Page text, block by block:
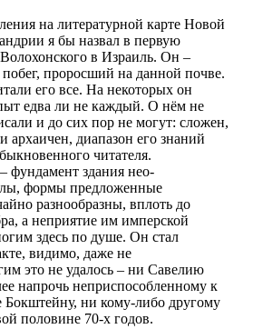
на литературной карте Новой
я бы назвал в первую
в Израиль. Он –
проросший на данной почве.
его все. На некоторых он
едва ли не каждый. О нём не
и до сих пор не могут: сложен,
архаичен, диапазон его знаний
читателя.
фундамент здания нео-
формы предложенные
разнообразны, вплоть до
а неприятие им имперской
здесь по душе. Он стал
видимо, даже не
это не удалось – ни Савелию
напрочь неприспособленному к
ни кому-либо другому
половине 70-х годов.